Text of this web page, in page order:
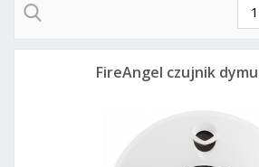
FireAngel czujnik